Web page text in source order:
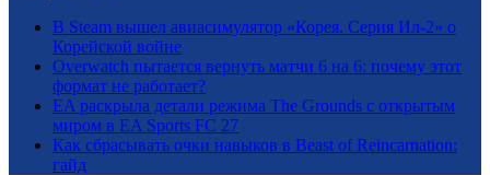
В Steam вышел авиасимулятор «Корея. Серия Ил-2» о
Корейской войне
Overwatch пытается вернуть матчи 6 на 6: почему этот
формат не работает?
EA раскрыла детали режима The Grounds с открытым
миром в EA Sports FC 27
Как сбрасывать очки навыков в Beast of Reincarnation:
гайд